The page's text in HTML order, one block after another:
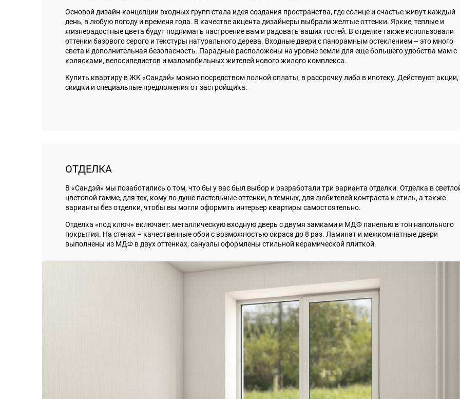
Основой дизайн-концепции входных групп стала идея создания пространства, где солнце и счастье живут каждый
день, в любую погоду и временя года. В качестве акцента дизайнеры выбрали желтые оттенки. Яркие, теплые и
жизнерадостные цвета будут поднимать настроение вам и радовать ваших гостей. В отделке также использовали
оттенки базового серого и текстуры натурального дерева. Входные двери c панорамным остеклением – это много
света и дополнительная безопасность. Парадные расположены на уровне земли для еще большего удобства мам с
колясками, велосипедистов и маломобильных жителей нового жилого комплекса.
Купить квартиру в ЖК «Сандэй» можно посредством полной оплаты, в рассрочку либо в ипотеку. Действуют акции,
скидки и специальные предложения от застройщика.
ОТДЕЛКА
В «Сандэй» мы позаботились о том, что бы у вас был выбор и разработали три варианта отделки. Отделка в
цветовой гамме, для тех, кому по душе пастельные оттенки, в темных, для любителей контраста и стиль, а также
варианты без отделки, чтобы вы могли оформить интерьер квартиры самостоятельно.
Отделка «под ключ» включает: металлическую входную дверь с двумя замками и МДФ панелью в тон напольного
покрытия. На стенах – качественные обои с возможностью окраса до 8 раз. Ламинат и межкомнатные двери
выполнены из МДФ в двух оттенках, санузлы оформлены стильной керамической плиткой.